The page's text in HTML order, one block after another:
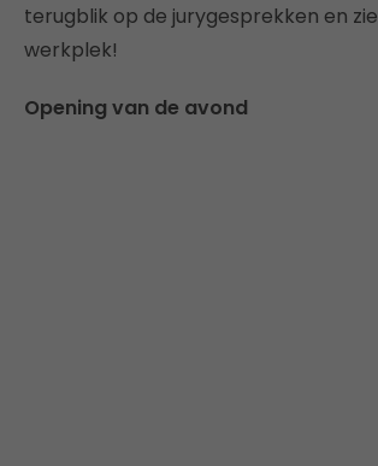
terugblik op de jurygesprekken en
werkplek!
Opening van de avond